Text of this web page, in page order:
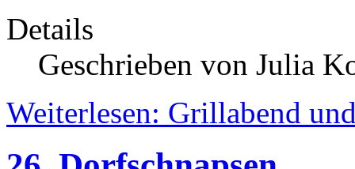
Details
Geschrieben von Julia
Weiterlesen: Grillabend